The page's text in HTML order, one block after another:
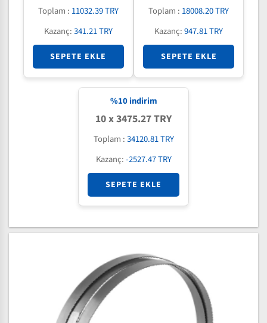
Toplam : 11032.39 TRY
Kazanç:341.21 TRY
SEPETE EKLE
Toplam : 18008.20 TRY
Kazanç:947.81 TRY
SEPETE EKLE
%10indirim
10 x 3475.27 TRY
Toplam :34120.81 TRY
Kazanç:-2527.47 TRY
SEPETE EKLE